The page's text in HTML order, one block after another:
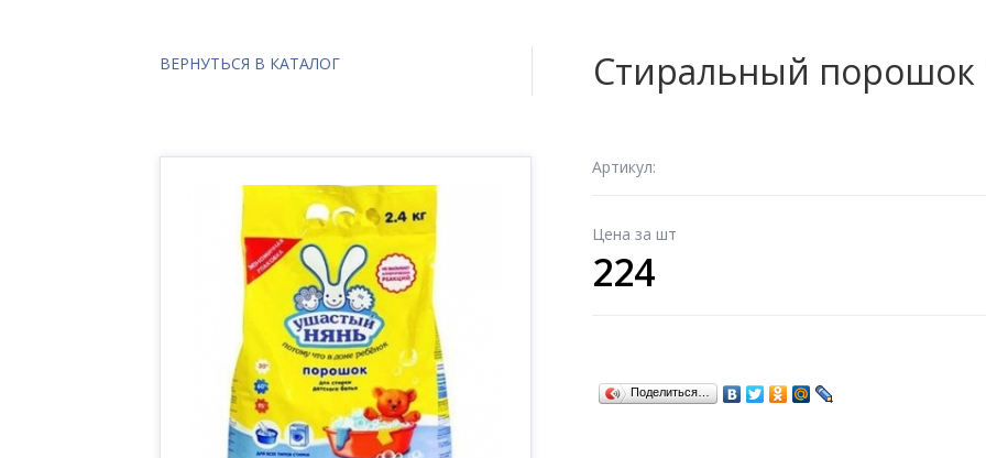
ВЕРНУТЬСЯ В КАТАЛОГ
Артикул:
Цена за шт
224
Поделиться…